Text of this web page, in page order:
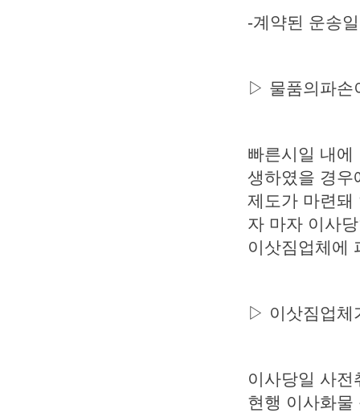
-계약된 운송
▷ 물품의파손
빠른시일 내에
생하였을 경우
제도가 마련돼
자 마자 이사
이삿짐업체에
▷ 이삿짐업체
이사당일 사
현행 이사화물